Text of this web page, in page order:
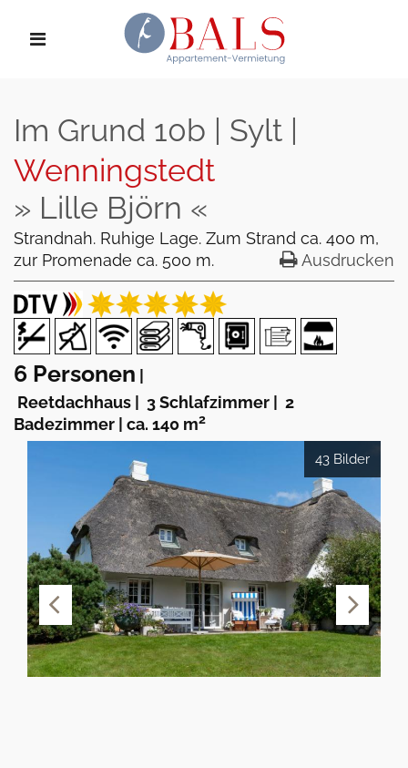
Im Grund 10b | Sylt |
Wenningstedt
» Lille Björn «
Strandnah. Ruhige Lage. Zum Strand ca. 400 m,
zur Promenade ca. 500 m.
Ausdrucken
6 Personen
Reetdachhaus
3 Schlafzimmer
2
Badezimmer
ca. 140 m2
43 Bilder